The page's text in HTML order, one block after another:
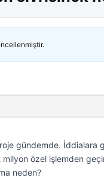
gündemde.
özel işlemden
neden?